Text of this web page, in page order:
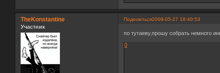
Поделиться2009-05-27 18:40:53
TheKonstantine
Участник
по тутаеву,прошу собрать немного
0